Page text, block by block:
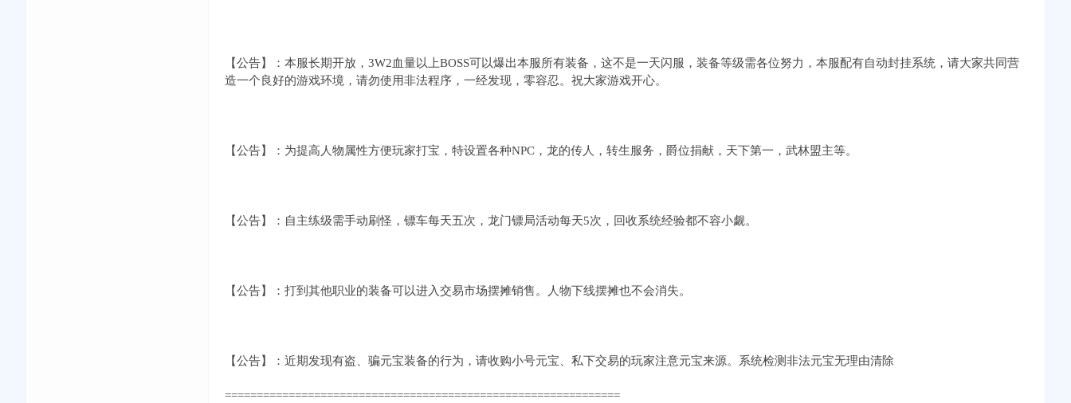
【公告】：本服长期开放，3W2血量以上BOSS可以爆出本服所有装备，这不是一天闪服，装备等级需各位努力，本服配有自动封挂系统，请大家共同营
造一个良好的游戏环境，请勿使用非法程序，一经发现，零容忍。祝大家游戏开心。
【公告】：为提高人物属性方便玩家打宝，特设置各种NPC，龙的传人，转生服务，爵位捐献，天下第一，武林盟主等。
【公告】：自主练级需手动刷怪，镖车每天五次，龙门镖局活动每天5次，回收系统经验都不容小觑。
【公告】：打到其他职业的装备可以进入交易市场摆摊销售。人物下线摆摊也不会消失。
【公告】：近期发现有盗、骗元宝装备的行为，请收购小号元宝、私下交易的玩家注意元宝来源。系统检测非法元宝无理由清除
==============================================================